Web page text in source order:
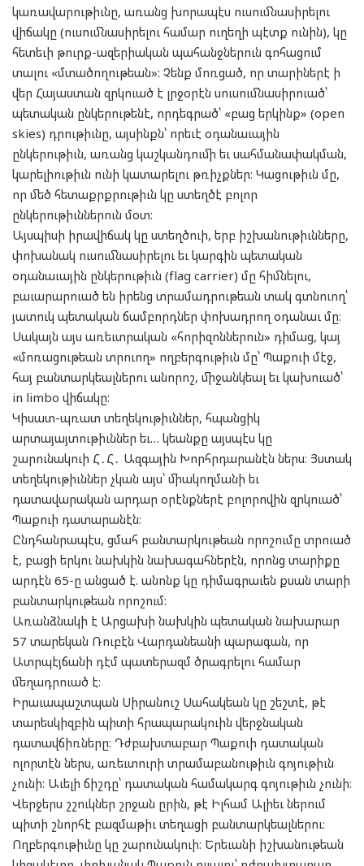
կառավարութիւնը, առանց խորապէս ուսումնասիրելու
վիճակը (ուսումնասիրելու համար ուղեղի պէտք ունին), կը
հետեւի թուրք-ազերիական պահանջներուն գոհացում
տալու «մտածողութեան»: Չենք մոռցած, որ տարիներէ ի
վեր Հայաստան զրկուած է լրջօրէն սուսումնասիրուած՝
պետական ընկերութենէ, որդեգրած՝ «բաց երկինք» (open
skies) դրութիւնը, այսինքն՝ որեւէ օդանաւային
ընկերութիւն, առանց կաշկանդումի եւ սահմանափակման,
կարելիութիւն ունի կատարելու թռիչքներ։ Կացութիւն մը,
որ մեծ հետաքրքրութիւն կը ստեղծէ բոլոր
ընկերութիւններուն մօտ։
Այսպիսի իրավիճակ կը ստեղծուի, երբ իշխանութիւնները,
փոխանակ ուսումնասիրելու եւ կարգին պետական
օդանաւային ընկերութիւն (flag carrier) մը հիմնելու,
բաւարարուած են իրենց տրամադրութեան տակ գտնուող՝
յատուկ պետական ճամբորդներ փոխադրող օդանաւ մը։
Սակայն այս առեւտրական «հորիզոններուն» դիմաց, կայ
«մոռացութեան տրուող» ողբերգութիւն մը՝ Պաքուի մէջ,
հայ բանտարկեալներու անորոշ, միջանկեալ եւ կախուած՝
in limbo վիճակը:
Կիսատ-պռատ տեղեկութիւններ, հպանցիկ
արտայայտութիւններ եւ… կեանքը այսպէս կը
շարունակուի Հ․Հ․ Ազգային Խորհրդարանէն ներս։ Յստակ
տեղեկութիւններ չկան այս՝ միակողմանի եւ
դատավարական արդար օրէնքներէ բոլորովին զրկուած՝
Պաքուի դատարանէն։
Ընդհանրապէս, ցմահ բանտարկութեան որոշումը տրուած
է, բացի երկու նախկին նախագահներէն, որոնց տարիքը
արդէն 65-ը անցած է. անոնք կը դիմագրաւեն քսան տարի
բանտարկութեան որոշում:
Առանձնակի է Արցախի նախկին պետական նախարար
57 տարեկան Ռուբէն Վարդանեանի պարագան, որ
Ատրպէյճանի դէմ պատերազմ ծրագրելու համար
մեղադրուած է։
Իրաւապաշտպան Սիրանուշ Սահակեան կը շեշտէ, թէ
տարեսկիզբին պիտի հրապարակուին վերջնական
դատավճիռները։ Դժբախտաբար Պաքուի դատական
ոլորտէն ներս, առեւտուրի տրամաբանութիւն գոյութիւն
չունի։ Աւելի ճիշդը՝ դատական համակարգ գոյութիւն չունի։
Վերջերս շշուկներ շրջան ըրին, թէ Իլհամ Ալիեւ ներում
պիտի շնորհէ բազմաթիւ տեղացի բանտարկեալներու։
Ողբերգութիւնը կը շարունակուի։ Երեւանի իշխանութեան